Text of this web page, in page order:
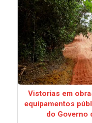
Vistorias em
equipamentos
do Governo